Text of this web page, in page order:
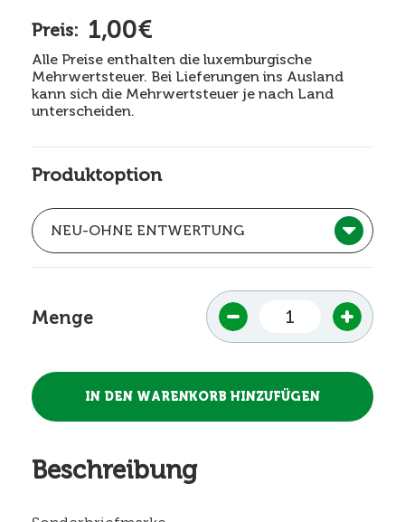
Preis: 1,00€
Alle Preise enthalten die luxemburgische
Mehrwertsteuer. Bei Lieferungen ins Ausland
kann sich die Mehrwertsteuer je nach Land
unterscheiden.
Produktoption
Menge
Beschreibung